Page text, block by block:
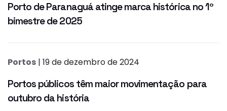
Porto de Paranaguá atinge marca histórica no 1º
bimestre de 2025
Portos | 19 de dezembro de 2024
Portos públicos têm maior movimentação para
outubro da história